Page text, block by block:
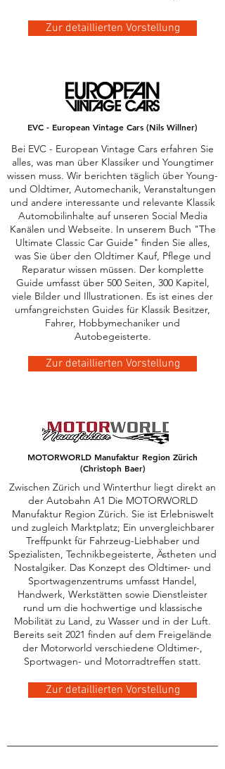
Zur detaillierten Vorstellung
EVC - European Vintage Cars (Nils Willner)
Bei EVC - European Vintage Cars erfahren Sie
alles, was man über Klassiker und Youngtimer
wissen muss. Wir berichten täglich über Young-
und Oldtimer, Automechanik, Veranstaltungen
und andere interessante und relevante Klassik
Automobilinhalte auf unseren Social Media
Kanälen und Webseite. In unserem Buch "The
Ultimate Classic Car Guide" finden Sie alles,
was Sie über den Oldtimer Kauf, Pflege und
Reparatur wissen müssen. Der komplette
Guide umfasst über 500 Seiten, 300 Kapitel,
viele Bilder und Illustrationen. Es ist eines der
umfangreichsten Guides für Klassik Besitzer,
Fahrer, Hobbymechaniker und
Autobegeisterte.
Zur detaillierten Vorstellung
MOTORWORLD Manufaktur Region Zürich
(Christoph Baer)
Zwischen Zürich und Winterthur liegt direkt an
der Autobahn A1 Die MOTORWORLD
Manufaktur Region Zürich. Sie ist Erlebniswelt
und zugleich Marktplatz; Ein unvergleichbarer
Treffpunkt für Fahrzeug-Liebhaber und
Spezialisten, Technikbegeisterte, Ästheten und
Nostalgiker. Das Konzept des Oldtimer- und
Sportwagenzentrums umfasst Handel,
Handwerk, Werkstätten sowie Dienstleister
rund um die hochwertige und klassische
Mobilität zu Land, zu Wasser und in der Luft.
Bereits seit 2021 finden auf dem Freigelände
der Motorworld verschiedene Oldtimer-,
Sportwagen- und Motorradtreffen statt.
Zur detaillierten Vorstellung